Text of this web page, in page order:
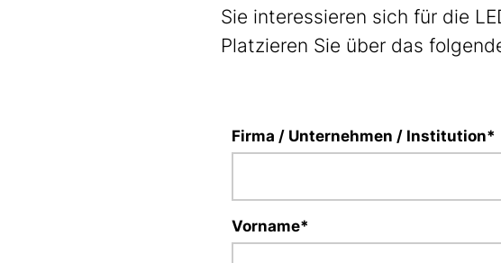
Sie interessieren sich für die
Platzieren Sie über das
Firma / Unternehmen / Institution*
Vorname*